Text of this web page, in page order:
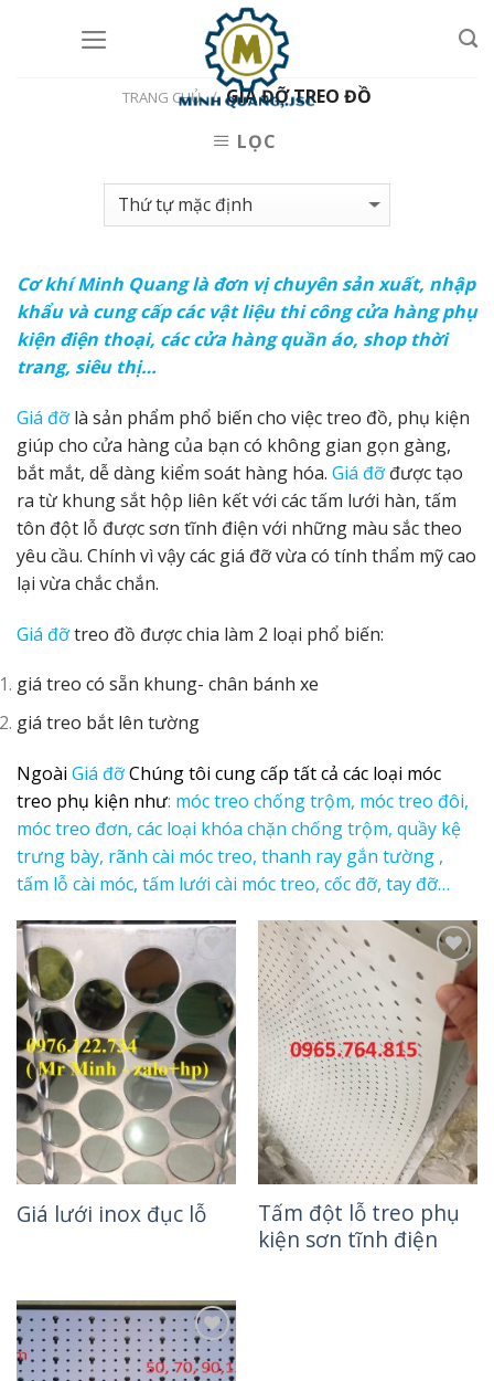
TRANG CHỦ / GIÁ ĐỠ TREO ĐỒ
LỌC
Cơ khí Minh Quang là đơn vị chuyên sản xuất, nhập
khẩu và cung cấp các vật liệu thi công cửa hàng phụ
kiện điện thoại, các cửa hàng quần áo, shop thời
trang, siêu thị…
Giá đỡ là sản phẩm phổ biến cho việc treo đồ, phụ kiện
giúp cho cửa hàng của bạn có không gian gọn gàng,
bắt mắt, dễ dàng kiểm soát hàng hóa. Giá đỡ được tạo
ra từ khung sắt hộp liên kết với các tấm lưới hàn, tấm
tôn đột lỗ được sơn tĩnh điện với những màu sắc theo
yêu cầu. Chính vì vậy các giá đỡ vừa có tính thẩm mỹ cao
lại vừa chắc chắn.
Giá đỡtreo đồ được chia làm 2 loại phổ biến:
giá treo có sẵn khung- chân bánh xe
giá treo bắt lên tường
Ngoài Giá đỡChúng tôi cung cấp tất cả các loại móc
treo phụ kiện như: móc treo chống trộm, móc treo đôi,
móc treo đơn, các loại khóa chặn chống trộm, quầy kệ
trưng bày, rãnh cài móc treo, thanh ray gắn tường ,
tấm lỗ cài móc, tấm lưới cài móc treo, cốc đỡ, tay đỡ…
Wishlist
Giá lưới inox đục lỗ
Add to
Wishlist
Tấm đột lỗ treo phụ
kiện sơn tĩnh điện
Add to
Wishlist